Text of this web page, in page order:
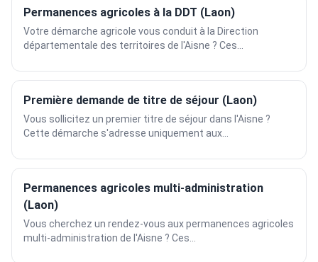
Permanences agricoles à la DDT (Laon)
Votre démarche agricole vous conduit à la Direction
départementale des territoires de l'Aisne ? Ces...
Première demande de titre de séjour (Laon)
Vous sollicitez un premier titre de séjour dans l'Aisne ?
Cette démarche s'adresse uniquement aux...
Permanences agricoles multi-administration
(Laon)
Vous cherchez un rendez-vous aux permanences agricoles
multi-administration de l'Aisne ? Ces...